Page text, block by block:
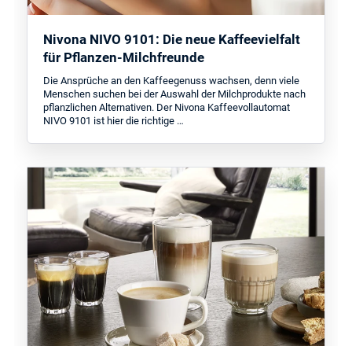
Nivona NIVO 9101: Die neue Kaffeevielfalt
für Pflanzen-Milchfreunde
Die Ansprüche an den Kaffeegenuss wachsen, denn viele
Menschen suchen bei der Auswahl der Milchprodukte nach
pflanzlichen Alternativen. Der Nivona Kaffeevollautomat
NIVO 9101 ist hier die richtige …